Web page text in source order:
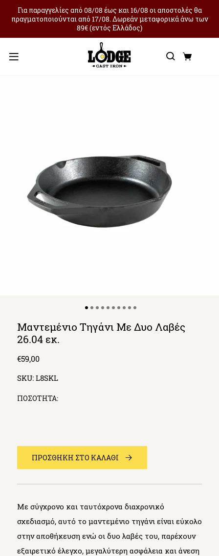
Για παραγγελίες από 08/08 έως και 16/08 οι αποστολές θα
πραγματοποιούνται από 17/08. Δωρεάν μεταφορικά άνω των
89€ (εντός Ελλάδος)
Μενού
Μαντεμένιο Τηγάνι Με Δυο Λαβές
26.04 εκ.
Regular
€59,00
SKU: L8SKL
ΠΟΣΟΤΗΤΑ:
ΠΡΟΣΘΗΚΗ ΣΤΟ ΚΑΛΑΘΙ
Mε σύγχρονο και ταυτόχρονα διαχρονικό
σχεδιασμό, αυτό το μαντεμένιο τηγάνι είναι εύκολο
στην αποθήκευση ενώ οι δυο λαβές του, παρέχουν
εξαιρετικό έλεγχο, μεγαλύτερη ασφάλεια και άνεση